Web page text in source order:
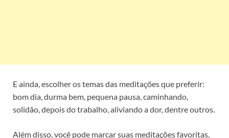
E ainda, escolher os temas das meditações que preferir:
bom dia, durma bem, pequena pausa, caminhando,
solidão, depois do trabalho, aliviando a dor, dentre outros.
Além disso, você pode marcar suas meditações favoritas,